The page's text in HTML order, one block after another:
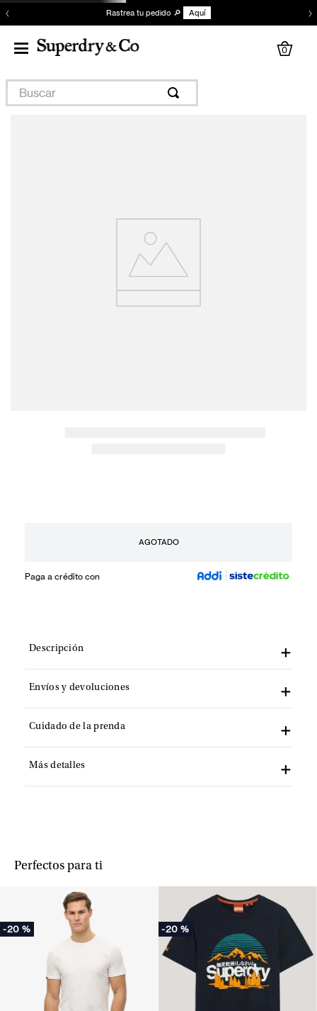
‹ Rastrea tu pedido 🔎 Aquí ›
0
Buscar
AGOTADO
Paga a crédito con
Descripción
Envíos y devoluciones
Cuidado de la prenda
Más detalles
Perfectos para ti
-20 % -20 %